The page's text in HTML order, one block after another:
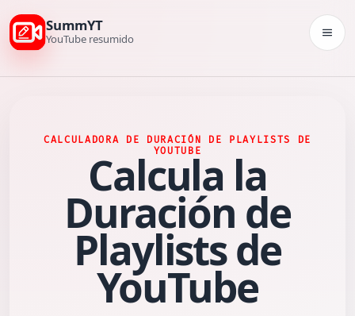
SummYT
YouTube resumido
CALCULADORA DE DURACIÓN DE PLAYLISTS DE
YOUTUBE
Calcula la
Duración de
Playlists de
YouTube